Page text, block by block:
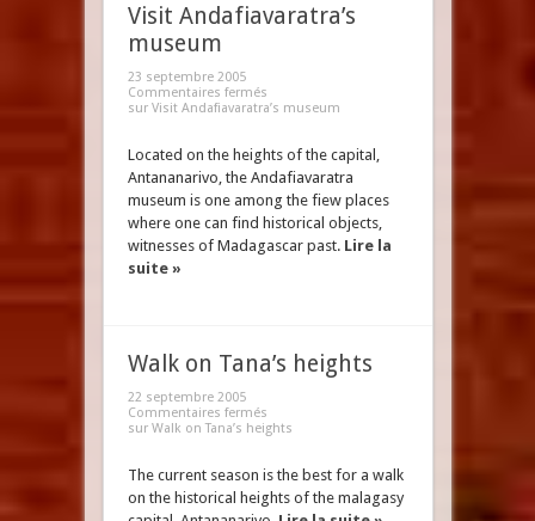
Visit Andafiavaratra’s
museum
23 septembre 2005
Commentaires fermés
sur Visit Andafiavaratra’s museum
Located on the heights of the capital,
Antananarivo, the Andafiavaratra
museum is one among the fiew places
where one can find historical objects,
witnesses of Madagascar past. Lire la
suite »
Walk on Tana’s heights
22 septembre 2005
Commentaires fermés
sur Walk on Tana’s heights
The current season is the best for a walk
on the historical heights of the malagasy